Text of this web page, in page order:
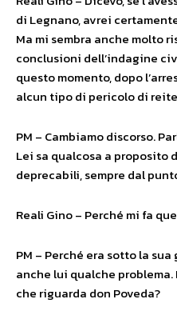
di Legnano, avrei
Ma mi sembra anche molto
conclusioni dell’indagine
questo momento, dopo
alcun tipo di pericolo di
PM – Cambiamo discorso.
Lei sa qualcosa a proposito
deprecabili, sempre dal
Reali Gino – Perché mi fa
PM – Perché era sotto la
anche lui qualche
che riguarda don Poveda?